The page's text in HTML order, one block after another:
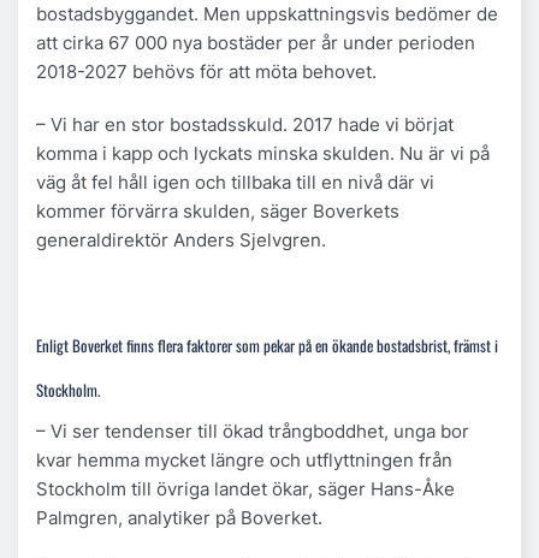
bostadsbyggandet. Men uppskattningsvis bedömer de
att cirka 67 000 nya bostäder per år under perioden
2018-2027 behövs för att möta behovet.
– Vi har en stor bostadsskuld. 2017 hade vi börjat
komma i kapp och lyckats minska skulden. Nu är vi på
väg åt fel håll igen och tillbaka till en nivå där vi
kommer förvärra skulden, säger Boverkets
generaldirektör Anders Sjelvgren.
Enligt Boverket finns flera faktorer som pekar på en ökande bostadsbrist, främst i
Stockholm.
– Vi ser tendenser till ökad trångboddhet, unga bor
kvar hemma mycket längre och utflyttningen från
Stockholm till övriga landet ökar, säger Hans-Åke
Palmgren, analytiker på Boverket.